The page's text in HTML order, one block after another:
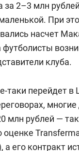
2–3 млн
При
насчет
футболисты
клуба.
таки перейдет в
млн рублей —
оценке
его контракт